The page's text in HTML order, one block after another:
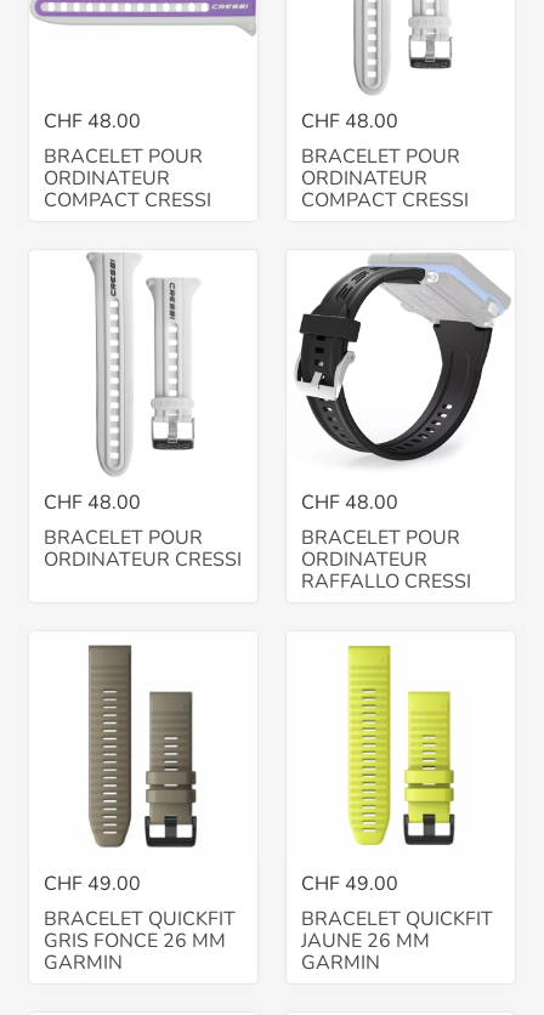
CHF 48.00
BRACELET POUR
ORDINATEUR
COMPACT CRESSI
CHF 48.00
BRACELET POUR
ORDINATEUR
COMPACT CRESSI
CHF 48.00
BRACELET POUR
ORDINATEUR CRESSI
CHF 48.00
BRACELET POUR
ORDINATEUR
RAFFALLO CRESSI
CHF 49.00
BRACELET QUICKFIT
GRIS FONCE 26 MM
GARMIN
CHF 49.00
BRACELET QUICKFIT
JAUNE 26 MM
GARMIN